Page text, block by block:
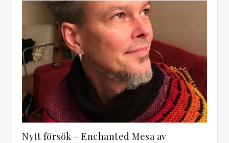
Nytt försök – Enchanted Mesa av